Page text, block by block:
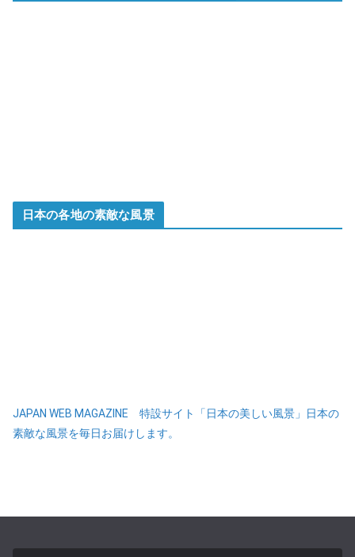
日本の各地の素敵な風景
JAPAN WEB MAGAZINE 特設サイト「日本の美しい風景」日本の
素敵な風景を毎日お届けします。